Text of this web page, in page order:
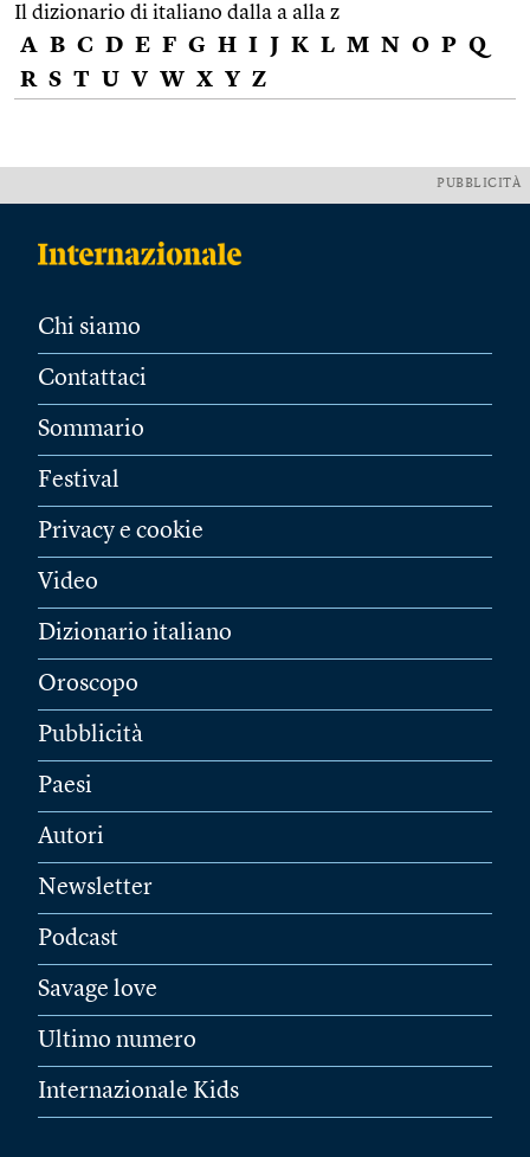
Il dizionario di italiano dalla a alla z
A B C D E F G H I J K L M N O P Q
R S T U V W X Y Z
PUBBLICITÀ
Chi siamo
Contattaci
Sommario
Festival
Privacy e cookie
Video
Dizionario italiano
Oroscopo
Pubblicità
Paesi
Autori
Newsletter
Podcast
Savage love
Ultimo numero
Internazionale Kids